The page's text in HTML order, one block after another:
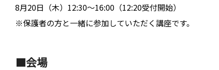
8月20日（木）12:30～16:00（12:20受付開始）
※保護者の方と一緒に参加していただく講座です。
🟧会場